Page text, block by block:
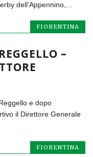
dell’Appennino,...
FIORENTINA
–
e dopo
il Direttore Generale
FIORENTINA